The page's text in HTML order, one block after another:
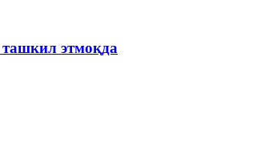
этмоқда